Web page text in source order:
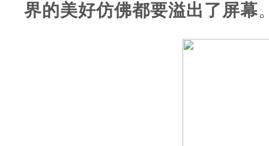
界的美好仿佛都要溢出了屏幕